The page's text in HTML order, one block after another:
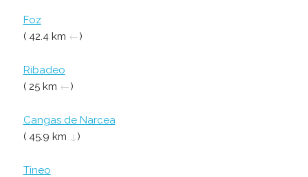
Foz
( 42.4 km ←)
Ribadeo
( 25 km ←)
Cangas de Narcea
( 45.9 km ↓ )
Tineo